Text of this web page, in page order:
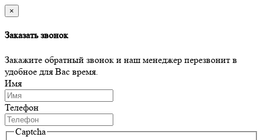
×
Заказать звонок
Закажите обратный звонок и наш менеджер перезвонит в
удобное для Вас время.
Имя
Телефон
Captcha